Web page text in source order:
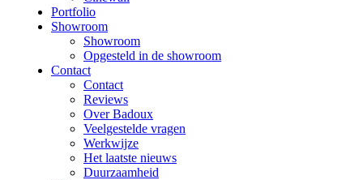
Portfolio
Showroom
Showroom
Opgesteld in de showroom
Contact
Contact
Reviews
Over Badoux
Veelgestelde vragen
Werkwijze
Het laatste nieuws
Duurzaamheid